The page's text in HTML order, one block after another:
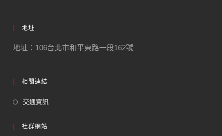
地址
地址：106台北市和平東路一段162號
相關連結
交通資訊
社群網站